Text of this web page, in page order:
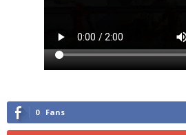
0 Fans